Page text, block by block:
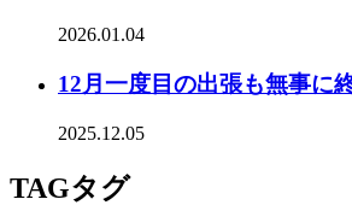
2026.01.04
12月一度目の出張も無事に
2025.12.05
TAGタグ